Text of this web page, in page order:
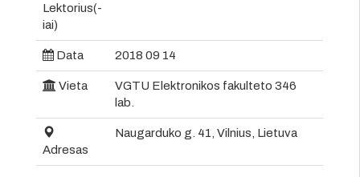
Lektorius(-
iai)
Data 2018 09 14
Vieta
VGTU Elektronikos fakulteto 346
lab.
Adresas
Naugarduko g. 41, Vilnius, Lietuva